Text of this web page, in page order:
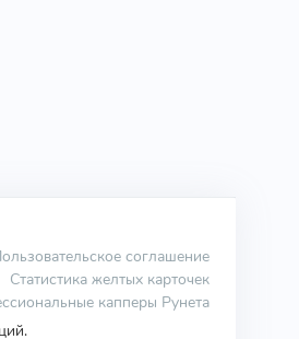
соглашение
Статистика желтых карточек
капперы Рунета